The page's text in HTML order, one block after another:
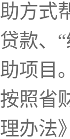
助方式
贷款、
助项目。
按照省
理办法